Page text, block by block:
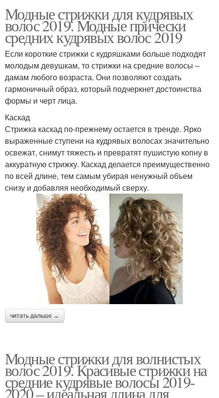
Модные стрижки для кудрявых
волос 2019. Модные прически
средних кудрявых волос 2019
Если короткие стрижки с кудряшками больше подходят
молодым девушкам, то стрижки на средние волосы –
дамам любого возраста. Они позволяют создать
гармоничный образ, который подчеркнет достоинства
формы и черт лица.
Каскад
Стрижка каскад по-прежнему остается в тренде. Ярко
выраженные ступени на кудрявых волосах значительно
освежат, снимут тяжесть и превратят пушистую копну в
аккуратную стрижку. Каскад делается преимущественно
по всей длине, тем самым убирая ненужный объем
снизу и добавляя необходимый сверху.
читать дальше →
Модные стрижки для волнистых
волос 2019. Красивые стрижки на
средние кудрявые волосы 2019-
2020 – идеальная длина для